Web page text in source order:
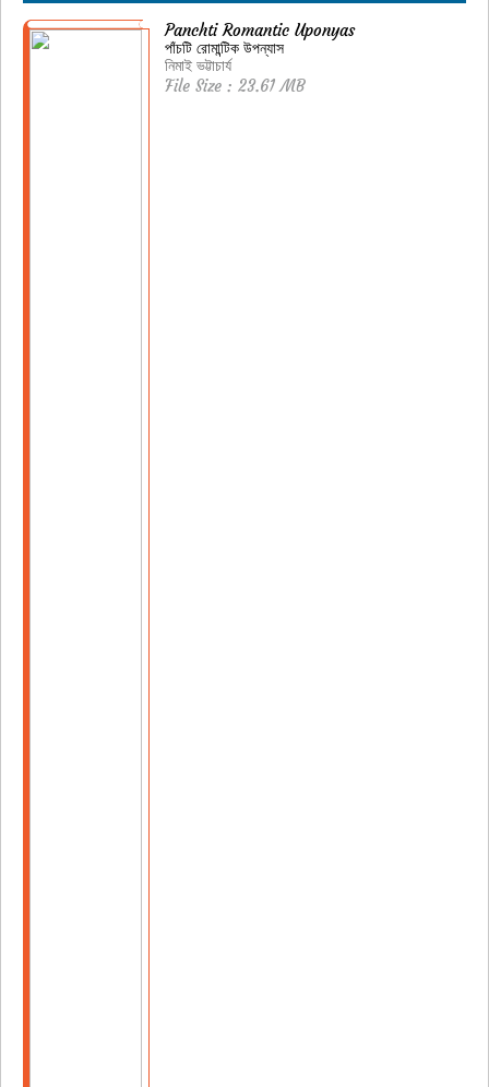
Panchti Romantic Uponyas
পাঁচটি রোমান্টিক উপন্যাস
নিমাই ভট্টাচার্য
File Size : 23.61 MB